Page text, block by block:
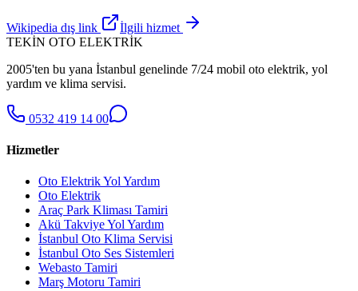
Wikipedia dış link
İlgili hizmet
TEKİN OTO ELEKTRİK
2005'ten bu yana İstanbul genelinde 7/24 mobil oto elektrik, yol
yardım ve klima servisi.
0532 419 14 00
Hizmetler
Oto Elektrik Yol Yardım
Oto Elektrik
Araç Park Kliması Tamiri
Akü Takviye Yol Yardım
İstanbul Oto Klima Servisi
İstanbul Oto Ses Sistemleri
Webasto Tamiri
Marş Motoru Tamiri